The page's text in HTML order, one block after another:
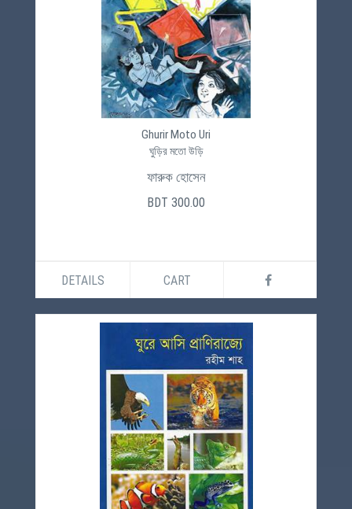
Ghurir Moto Uri
ঘুড়ির মতো উড়ি
ফারুক হোসেন
BDT 300.00
DETAILS CART